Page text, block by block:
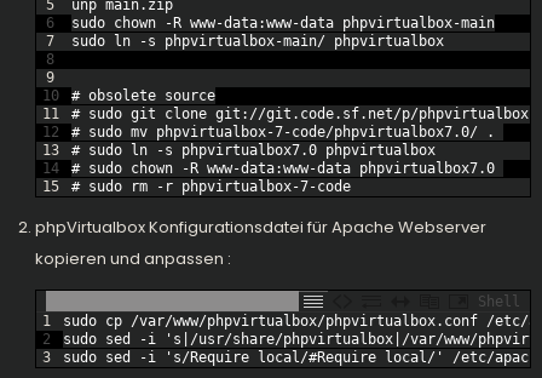
5
6
7
8
9
10
11
12
13
14
15
unp main.zip
sudo chown - R www-data:www-data phpvirtualbox-main
sudo
ln -s phpvirtualbox-main/ phpvirtualbox
# obsolete source
# sudo git clone git://git.code.sf.net/p/phpvirtualbox-
# sudo mv phpvirtualbox-7-code/phpvirtualbox7.0/ .
# sudo ln -s phpvirtualbox7.0 phpvirtualbox
# sudo chown -R www-data:www-data phpvirtualbox7.0
# sudo rm -r phpvirtualbox-7-code
phpVirtualbox Konfigurationsdatei für Apache Webserver
kopieren und anpassen :
Shell
1
2
3
sudo cp /var/www/phpvirtualbox/phpvirtualbox.conf /etc/
sudo sed -i
's|/usr/share/phpvirtualbox|/var/www/
sudo sed -i 's/Require local/#Require local/' /etc/